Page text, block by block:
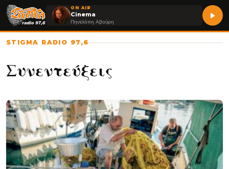
ON AIR
Cinema
Πηνελόπη Αβούρη
STIGMA RADIO 97,6
Συνεντεύξεις